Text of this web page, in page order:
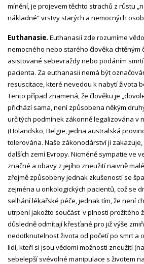
mínění, je projevem těchto strachů z růstu
nákladné“ vrstvy starých a nemocných
Euthanasie. Euthanasií zde rozumíme
nemocného nebo starého člověka chtěným
asistované sebevraždy nebo podáním
pacienta. Za euthanasii nemá být
resuscitace, které nevedou k nabytí života
Tento případ znamená, že člověku je
přichází sama, není způsobena někým
určitých podmínek zákonně legalizována v
(Holandsko, Belgie, jedna australská
tolerována. Naše zákonodárství ji
dalších zemí Evropy. Nicméně sympatie ve
značné a obavy z jejího zneužití naivně
zřejmě způsobeny jednak zkušeností se
zejména u onkologických pacientů, což se
selhání lékařské péče, jednak tím, že není
utrpení jakožto součást v plnosti prožitého
důsledně odmítají křesťané pro již výše
nedotknutelnost života od početí po smrt a
lidí, kteří si jsou vědomi možnosti zneužití
sebelepší svévolné manipulace s životem